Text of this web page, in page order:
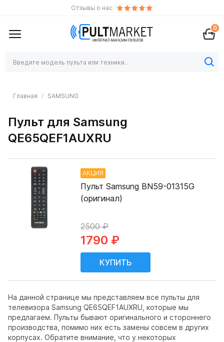
Отзывы о нас
0
Главная SAMSUNG
Пульт для Samsung
QE65QEF1AUXRU
На данной странице мы представляем все пульты для
телевизора Samsung QE65QEF1AUXRU, которые мы
предлагаем. Пульты бывают оригинального и стороннего
производства, помимо них есть замены совсем в других
корпусах. Обратите внимание, что у некоторых
АКЦИЯ
Пульт Samsung BN59-01315G
(оригинал)
2500 ₽
1790 ₽